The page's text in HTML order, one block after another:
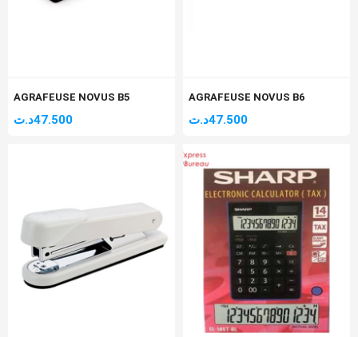
AGRAFEUSE NOVUS B5
47.500د.ت
AGRAFEUSE NOVUS B6
47.500د.ت